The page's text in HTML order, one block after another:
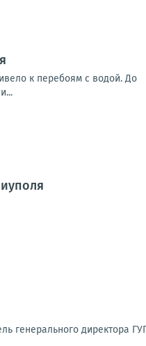
к перебоям с водой. До
генерального директора